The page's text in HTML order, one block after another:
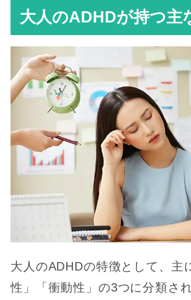
大人のADHDが持つ主
大人のADHDの特徴として、主
性」「衝動性」の3つに分類され